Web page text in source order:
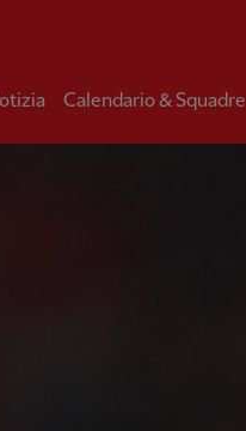
Calendario & Squadre